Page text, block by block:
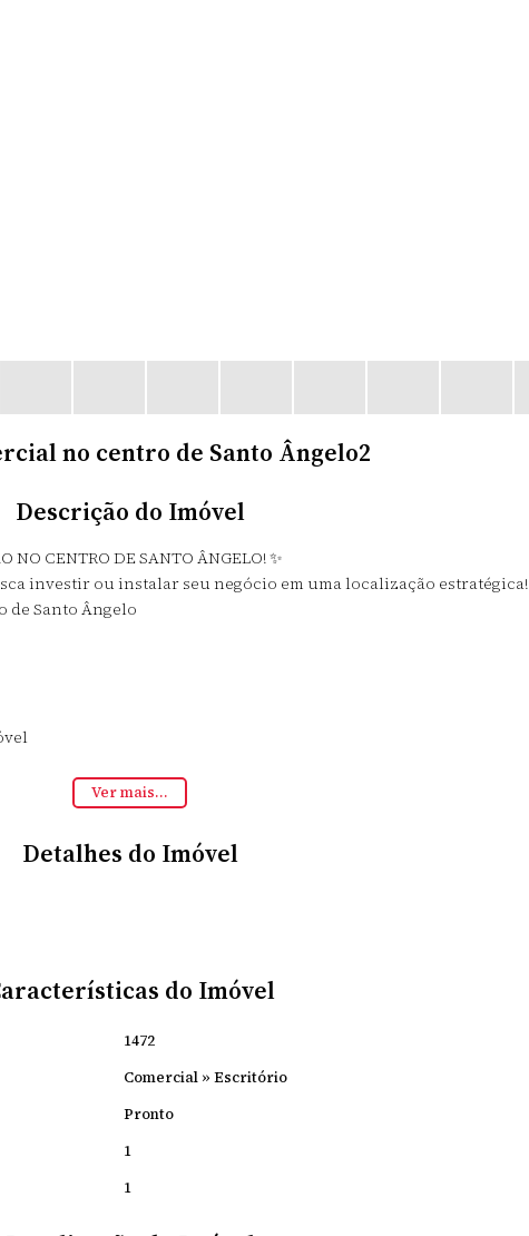
no centro de Santo Ângelo2
Descrição do Imóvel
NO CENTRO DE SANTO ÂNGELO! ✨
investir ou instalar seu negócio em uma localização estratégica!
de Santo Ângelo
e pronta para receber seu negócio, escritório ou investimento!
ou agende uma visita.
Ver mais...
Detalhes do Imóvel
do Imóvel
1472
Comercial » Escritório
Pronto
1
1